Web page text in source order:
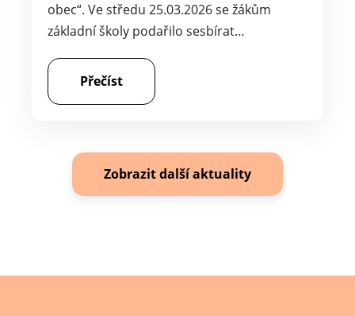
obec“. Ve středu 25.03.2026 se žákům
základní školy podařilo sesbírat…
Přečíst
Zobrazit další aktuality